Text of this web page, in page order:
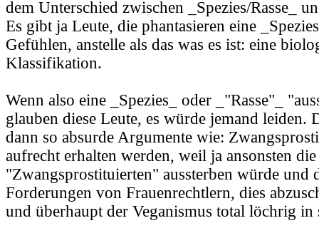
dem Unterschied zwischen _Spezies/Rasse_
Es gibt ja Leute, die phantasieren eine
Gefühlen, anstelle als das was es ist: eine
Klassifikation.
Wenn also eine _Spezies_ oder _"Rasse"_
glauben diese Leute, es würde jemand leiden.
dann so absurde Argumente wie:
aufrecht erhalten werden, weil ja ansonsten
"Zwangsprostituierten" aussterben würde und
Forderungen von Frauenrechtlern, dies
und überhaupt der Veganismus total löchrig